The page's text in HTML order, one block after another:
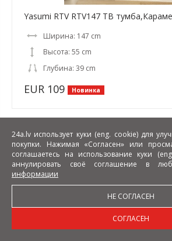
Yasumi RTV RTV147 ТВ
Ширина: 147 cm
Высота: 55 cm
Глубина: 39 cm
EUR 109 Новинка
24a.lv использует куки (eng. cookie) для
покупки. Нажимая «Согласен» или
соглашаетесь на использование куки
аннулировать своё соглашение в
информации
НЕ СОГЛАСЕН
СОГЛАСЕН